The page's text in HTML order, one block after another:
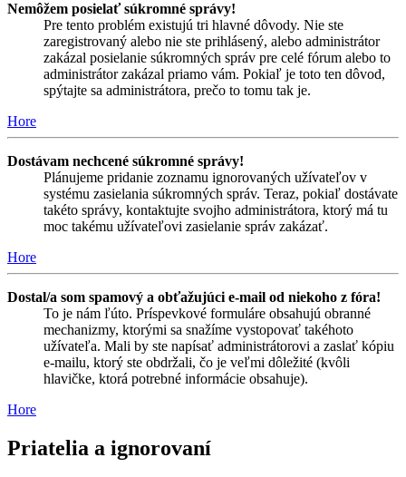
Nemôžem posielať súkromné správy!
Pre tento problém existujú tri hlavné dôvody. Nie ste
zaregistrovaný alebo nie ste prihlásený, alebo administrátor
zakázal posielanie súkromných správ pre celé fórum alebo to
administrátor zakázal priamo vám. Pokiaľ je toto ten dôvod,
spýtajte sa administrátora, prečo to tomu tak je.
Hore
Dostávam nechcené súkromné správy!
Plánujeme pridanie zoznamu ignorovaných užívateľov v
systému zasielania súkromných správ. Teraz, pokiaľ dostávate
takéto správy, kontaktujte svojho administrátora, ktorý má tu
moc takému užívateľovi zasielanie správ zakázať.
Hore
Dostal/a som spamový a obťažujúci e-mail od niekoho z fóra!
To je nám ľúto. Príspevkové formuláre obsahujú obranné
mechanizmy, ktorými sa snažíme vystopovať takéhoto
užívateľa. Mali by ste napísať administrátorovi a zaslať kópiu
e-mailu, ktorý ste obdržali, čo je veľmi dôležité (kvôli
hlavičke, ktorá potrebné informácie obsahuje).
Hore
Priatelia a ignorovaní